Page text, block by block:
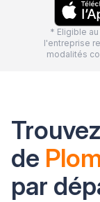
* Eligible
l'entreprise
modalités
de
par